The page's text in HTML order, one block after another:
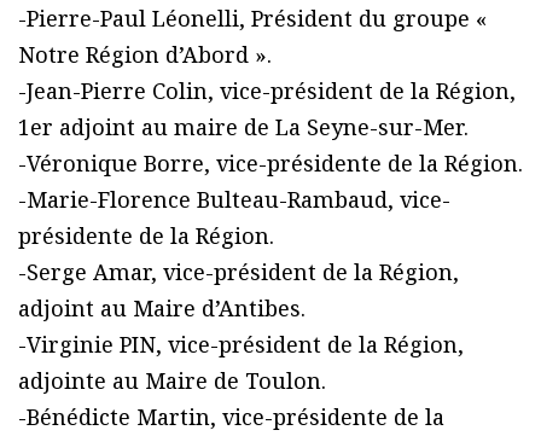
-Pierre-Paul Léonelli, Président du groupe «
Notre Région d’Abord ».
-Jean-Pierre Colin, vice-président de la Région,
1er adjoint au maire de La Seyne-sur-Mer.
-Véronique Borre, vice-présidente de la Région.
-Marie-Florence Bulteau-Rambaud, vice-
présidente de la Région.
-Serge Amar, vice-président de la Région,
adjoint au Maire d’Antibes.
-Virginie PIN, vice-président de la Région,
adjointe au Maire de Toulon.
-Bénédicte Martin, vice-présidente de la